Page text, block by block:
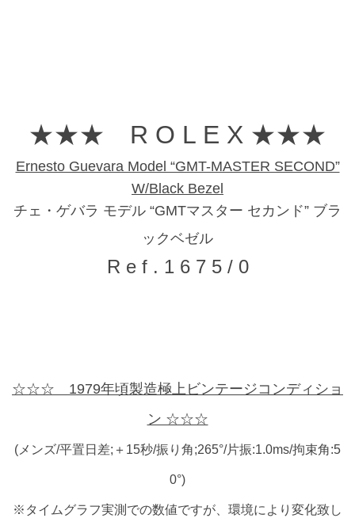
★★★ R O L E X ★★★
Ernesto Guevara Model “GMT-MASTER SECOND”
W/Black Bezel
チェ・ゲバラ モデル “GMTマスター セカンド” ブラ
ックベゼル
R e f . 1 6 7 5 / 0
☆☆☆ 1979年頃製造極上ビンテージコンディショ
ン ☆☆☆
(メンズ/平置日差;＋15秒/振り角;265°/片振:1.0ms/拘束角:5
0°)
※タイムグラフ実測での数値ですが、環境により変化致し